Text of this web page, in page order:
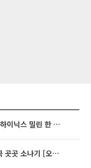
[베스트&워스트] 삼성전자·SK하이닉스 밀린 한 주…상상인증권은 85% 급등
35도 안팎 무더위 이어져…전국 곳곳 소나기 [오늘 날씨]